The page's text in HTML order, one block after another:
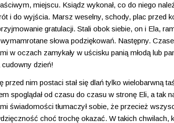
miejscu. Ksiądz wykonał, co do niego
i do wyjścia. Marsz weselny, schody, plac przed
gratulacji. Stali obok siebie, on i Ela,
słowa podziękowań. Następny.
w oczach zamykały w uścisku panią młodą lub
dzień!
nim postaci stał się dlań tylko wielobarwną
spoglądał od czasu do czasu w stronę Eli, a tak
świadomości tłumaczył sobie, że przecież
choć trochę okazać. W takich chwilach,